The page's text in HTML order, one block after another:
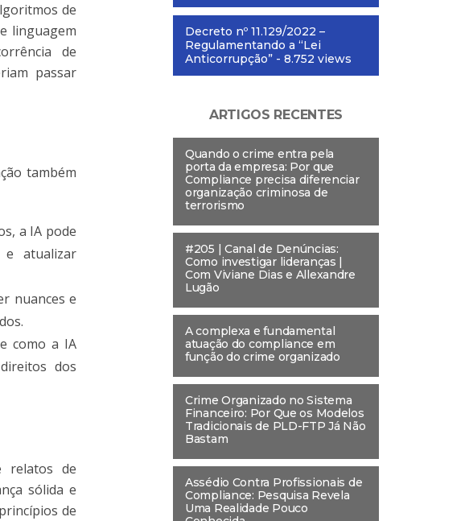
de
linguagem
de
passar
também
a IA pode
e atualizar
nuances e
como a IA
dos
relatos de
sólida e
de
Decreto nº 11.129/2022 –
Regulamentando a “Lei
Anticorrupção” - 8.752 views
ARTIGOS RECENTES
Quando o crime entra pela
porta da empresa: Por que
Compliance precisa diferenciar
organização criminosa de
terrorismo
#205 | Canal de Denúncias:
Como investigar lideranças |
Com Viviane Dias e Allexandre
Lugão
A complexa e fundamental
atuação do compliance em
função do crime organizado
Crime Organizado no Sistema
Financeiro: Por Que os Modelos
Tradicionais de PLD-FTP Já Não
Bastam
Assédio Contra Profissionais de
Compliance: Pesquisa Revela
Uma Realidade Pouco